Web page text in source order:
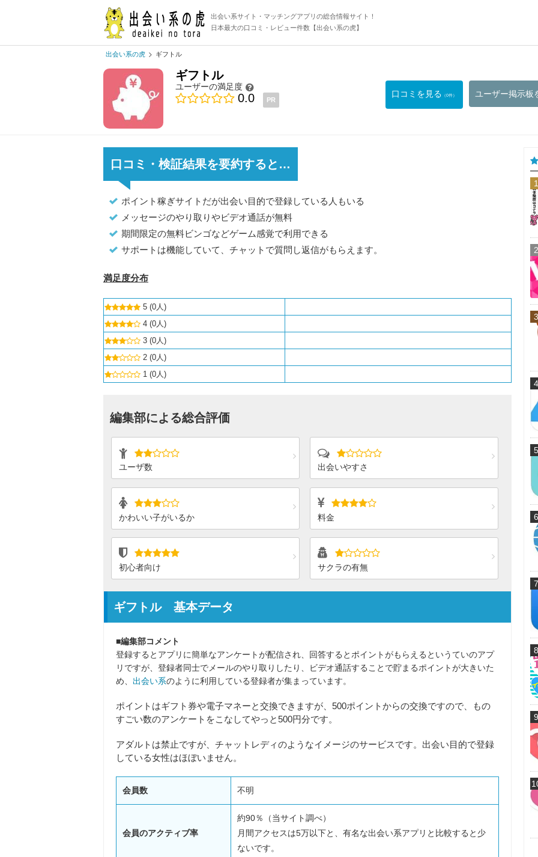
出会い系サイト・マッチングアプリの総合情報サイト！
日本最大の口コミ・レビュー件数【出会い系の虎】
出会い系の虎 ギフトル
ギフトル
ユーザーの満足度
0.0 PR
口コミを見る （0件） ユーザー掲示板
口コミ・検証結果を要約すると…
ポイント稼ぎサイトだが出会い目的で登録している人もいる
メッセージのやり取りやビデオ通話が無料
期間限定の無料ビンゴなどゲーム感覚で利用できる
サポートは機能していて、チャットで質問し返信がもらえます。
満足度分布
5 (0人)
4 (0人)
3 (0人)
2 (0人)
1 (0人)
編集部による総合評価
ユーザ数 出会いやすさ
かわいい子がいるか 料金
初心者向け サクラの有無
ギフトル 基本データ
■編集部コメント
登録するとアプリに簡単なアンケートが配信され、回答するとポイントがもらえるというていのアプ
リですが、登録者同士でメールのやり取りしたり、ビデオ通話することで貯まるポイントが大きいた
め、 出会い系のように利用している登録者が集まっています。
ポイントはギフト券や電子マネーと交換できますが、500ポイントからの交換ですので、もの
すごい数のアンケートをこなしてやっと500円分です。
アダルトは禁止ですが、チャットレディのようなイメージのサービスです。出会い目的で登録
している女性はほぼいません。
会員数 不明
会員のアクティブ率
約90％（当サイト調べ）
月間アクセスは5万以下と、有名な出会い系アプリと比較すると少
ないです。
1
2
3
4
5
6
7
8
9